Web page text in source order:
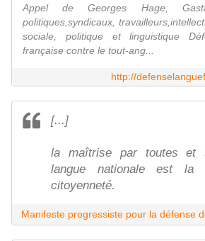
Appel de Georges Hage,
politiques,syndicaux,
sociale, politique et linguistique
française contre le tout-ang...
http://
[...]
la maîtrise par toutes et
langue nationale est
citoyenneté.
Manifeste progressiste pour la défense